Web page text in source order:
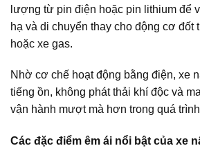
lượng từ pin điện hoặc pin lithium để
hạ và di chuyển thay cho động cơ đốt
hoặc xe gas.
Nhờ cơ chế hoạt động bằng điện, xe
tiếng ồn, không phát thải khí độc và
vận hành mượt mà hơn trong quá
Các đặc điểm êm ái nổi bật của xe